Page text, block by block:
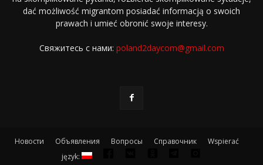
dać możliwość migrantom posiadać informacją o swoich
prawach i umieć obronić swoje interesy.
Свяжитесь с нами: poland2daycom@gmail.com
Новости Объявления Вопросы Справочник
Wspierać
język: